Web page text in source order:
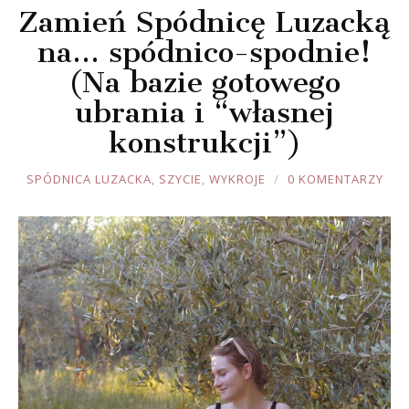
Zamień Spódnicę Luzacką
na… spódnico-spodnie!
(Na bazie gotowego
ubrania i “własnej
konstrukcji”)
JOULE
SPÓDNICA LUZACKA, SZYCIE, WYKROJE 0 KOMENTARZY